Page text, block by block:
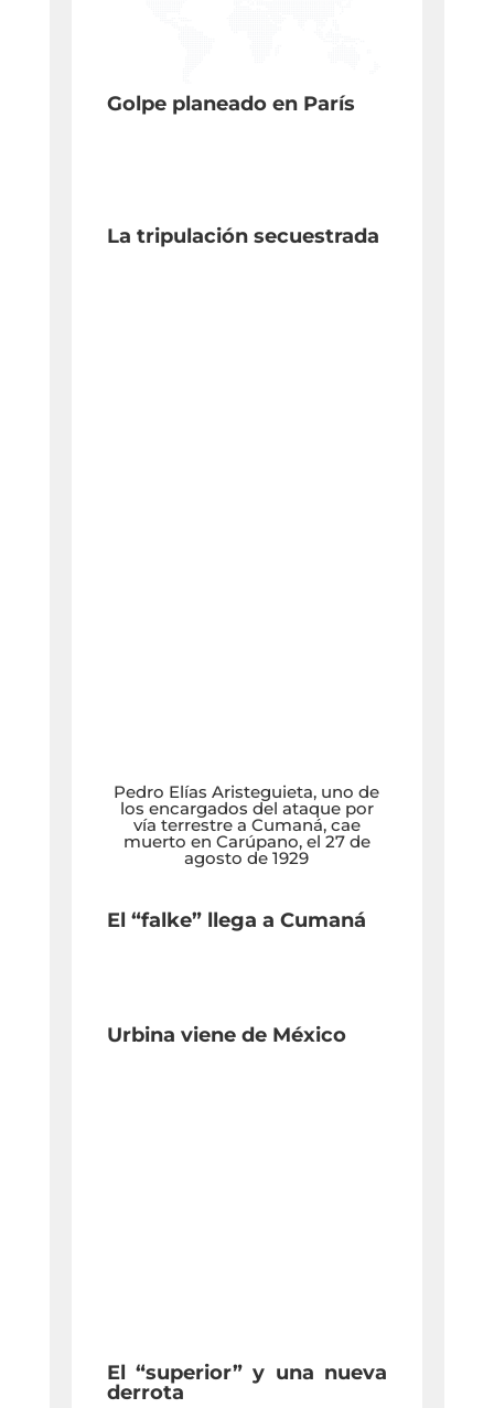
Golpe planeado en París
La tripulación secuestrada
Pedro Elías Aristeguieta, uno de
los encargados del ataque por
vía terrestre a Cumaná, cae
muerto en Carúpano, el 27 de
agosto de 1929
El “falke” llega a Cumaná
Urbina viene de México
El “superior” y una nueva
derrota